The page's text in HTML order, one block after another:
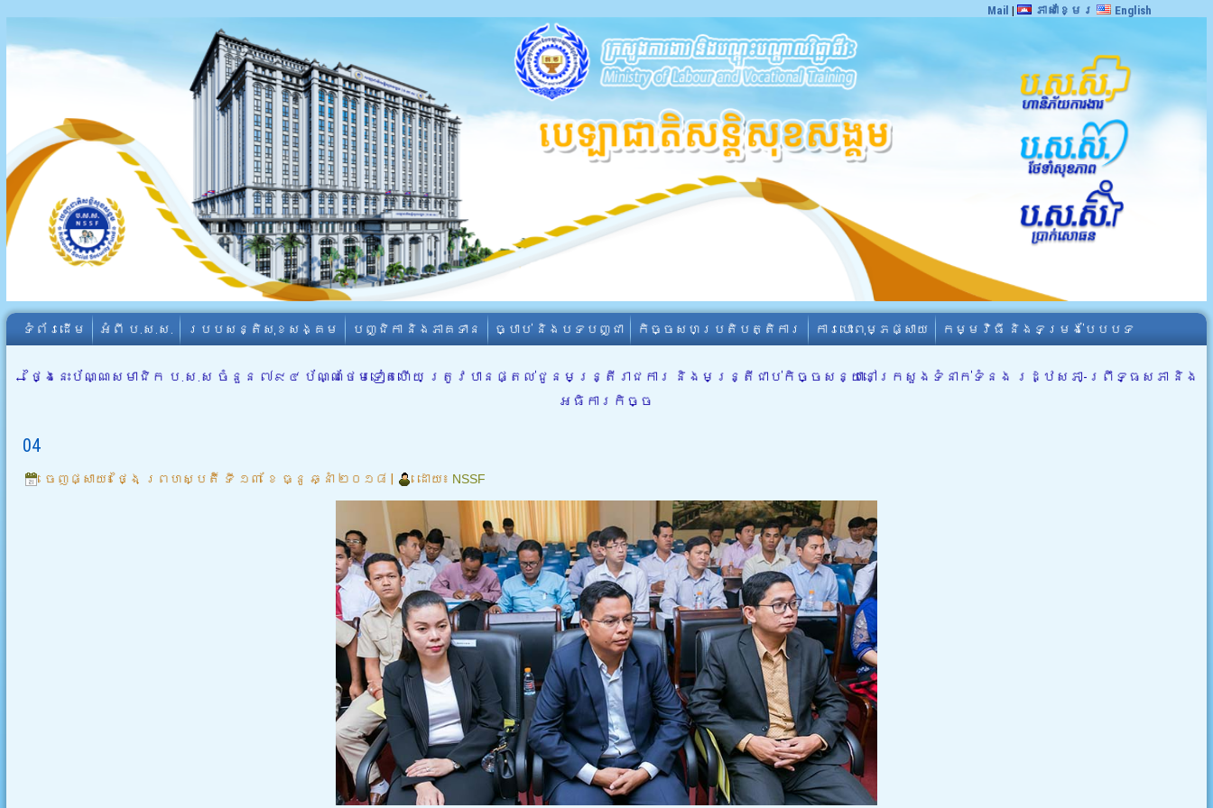
Mail | ភាសាខ្មែរ English
ទំព័រដើម អំពី​ ប.ស.ស. របបសន្តិសុខសង្គម បញ្ជិកា និងភាគទាន ច្បាប់ និងបទបញ្ជា កិច្ចសហប្រតិបត្តិការ ការបោះពុម្ភផ្សាយ កម្មវិធី និងទម្រង់បែបបទ
←ថ្ងៃនេះប័ណ្ណសមាជិក ប.ស.ស ចំនួន ៧៩៤ ប័ណ្ណថែមទៀតហើយ ត្រូវបានផ្តល់ជូនមន្រ្តីរាជការ និងមន្រ្តីជាប់កិច្ចសន្យានៅក្រសួងទំនាក់ទំនង រដ្ឋសភា-ព្រឹទ្ធសភា និង
អធិការកិច្ច
04
ចេញផ្សាយ៖ ថ្ងៃ ព្រហស្បតិ៍ ទី ១៣ ខែ ធ្នូ ឆ្នាំ ២០១៨ ដោយ៖ NSSF